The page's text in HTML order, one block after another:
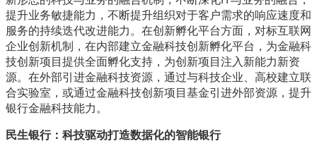
提升业务敏捷能力，不断提升组织对于客户需求的响应速度和
服务的持续迭代改进能力。在创新孵化平台方面，对标互联网
企业创新机制，在内部建立金融科技创新孵化平台，为金融科
技创新项目提供全面孵化支持，为创新项目注入新能力新资
源。在外部引进金融科技资源，通过与科技企业、高校建立联
合实验室，或通过金融科技创新项目基金引进外部资源，提升
银行金融科技能力。
民生银行：科技驱动打造数据化的智能银行